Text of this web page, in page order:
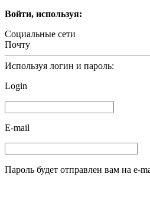
Войти, используя:
Социальные сети
Почту
Используя логин и пароль:
Login
E-mail
Пароль будет отправлен вам на e-